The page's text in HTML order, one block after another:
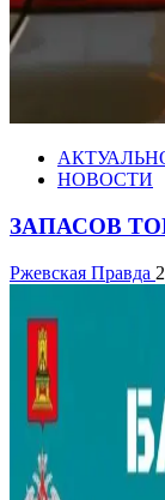
НОВОСТИ
ЗАПАСОВ
Ржевская Правда